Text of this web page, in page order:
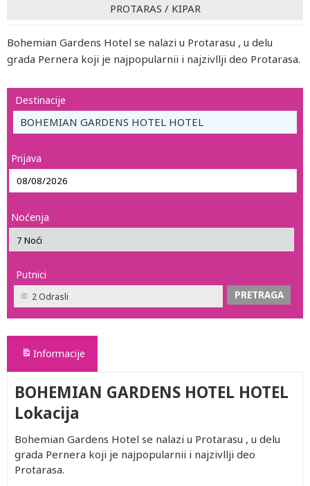
PROTARAS / KIPAR
Bohemian Gardens Hotel se nalazi u Protarasu , u delu
grada Pernera koji je najpopularnii i najzivllji deo Protarasa.
Destinacije
BOHEMIAN GARDENS HOTEL HOTEL
Prijava
Noćenja
Putnici
2 Odrasli
Informacije
BOHEMIAN GARDENS HOTEL HOTEL
Lokacija
Bohemian Gardens Hotel se nalazi u Protarasu , u delu
grada Pernera koji je najpopularnii i najzivllji deo
Protarasa.